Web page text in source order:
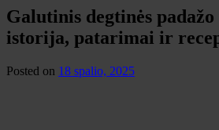
Galutinis degtinės padažo
istorija, patarimai ir
Posted on 18 spalio, 2025